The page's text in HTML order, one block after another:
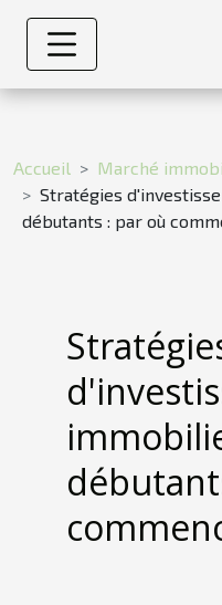
Accueil
Marché
Stratégies
débutants : par où